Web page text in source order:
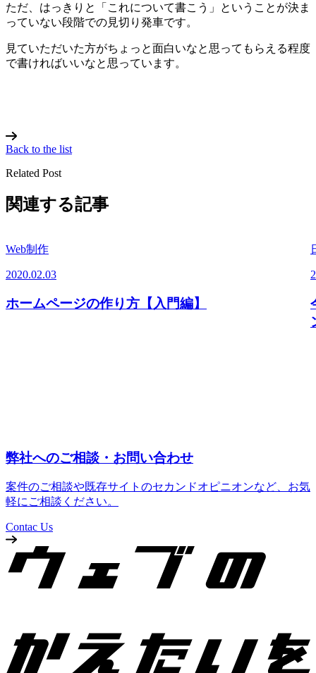
ただ、はっきりと「これについて書こう」ということが決ま
っていない段階での見切り発車です。
見ていただいた方がちょっと面白いなと思ってもらえる程度
で書ければいいなと思っています。
Back to the list
Related Post
関連する記事
Web制作
2020.02.03
ホームページの作り方【入門編】
弊社へのご相談・お問い合わせ
案件のご相談や既存サイトのセカンドオピニオンなど、お気
軽にご相談ください。
Contac Us